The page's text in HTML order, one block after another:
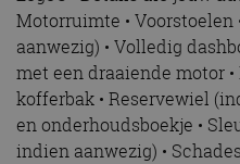
Motorruimte •
aanwezig) • Volledig
met een draaiende motor •
kofferbak • Reservewiel
en onderhoudsboekje •
indien aanwezig) •